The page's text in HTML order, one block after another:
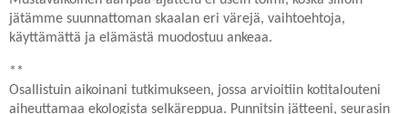
jätämme suunnattoman skaalan eri värejä, vaihtoehtoja,
käyttämättä ja elämästä muodostuu ankeaa.
**
Osallistuin aikoinani tutkimukseen, jossa arvioitiin kotitalouteni
aiheuttamaa ekologista selkäreppua. Punnitsin jätteeni, seurasin